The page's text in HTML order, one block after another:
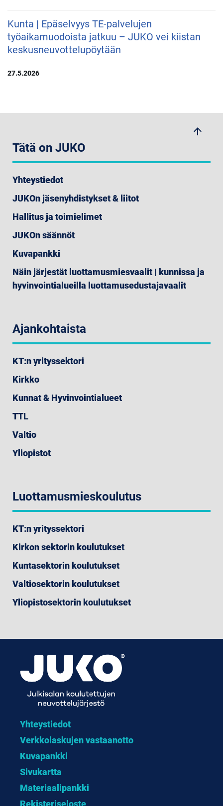
Kunta | Epäselvyys TE-palvelujen
työaikamuodoista jatkuu – JUKO vei kiistan
keskusneuvottelupöytään
27.5.2026
arrow_upwards
Tätä on JUKO
Yhteystiedot
JUKOn jäsenyhdistykset & liitot
Hallitus ja toimielimet
JUKOn säännöt
Kuvapankki
Näin järjestät luottamusmiesvaalit | kunnissa ja
hyvinvointialueilla luottamusedustajavaalit
Ajankohtaista
KT:n yrityssektori
Kirkko
Kunnat & Hyvinvointialueet
TTL
Valtio
Yliopistot
Luottamusmieskoulutus
KT:n yrityssektori
Kirkon sektorin koulutukset
Kuntasektorin koulutukset
Valtiosektorin koulutukset
Yliopistosektorin koulutukset
Yhteystiedot
Verkkolaskujen vastaanotto
Kuvapankki
Sivukartta
Materiaalipankki
Rekisteriseloste